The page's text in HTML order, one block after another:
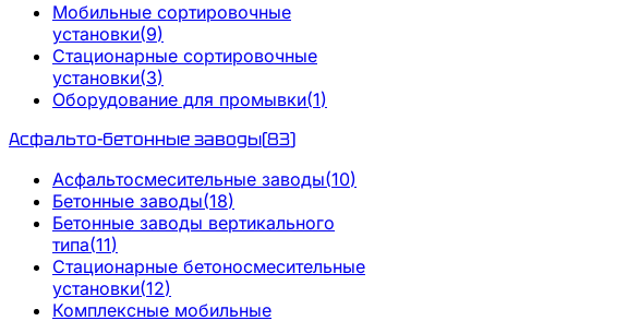
Мобильные сортировочные
установки(9)
Стационарные сортировочные
установки(3)
Оборудование для промывки(1)
Асфальто-бетонные заводы(83)
Асфальтосмесительные заводы(10)
Бетонные заводы(18)
Бетонные заводы вертикального
типа(11)
Стационарные бетоносмесительные
установки(12)
Комплексные мобильные